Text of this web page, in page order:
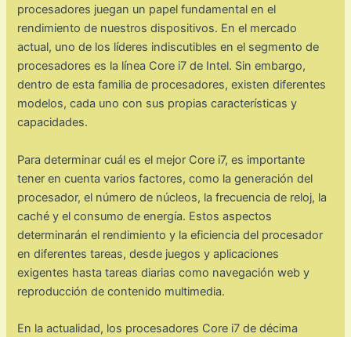
procesadores juegan un papel fundamental en el
rendimiento de nuestros dispositivos. En el mercado
actual, uno de los líderes indiscutibles en el segmento de
procesadores es la línea Core i7 de Intel. Sin embargo,
dentro de esta familia de procesadores, existen diferentes
modelos, cada uno con sus propias características y
capacidades.
Para determinar cuál es el mejor Core i7, es importante
tener en cuenta varios factores, como la generación del
procesador, el número de núcleos, la frecuencia de reloj, la
caché y el consumo de energía. Estos aspectos
determinarán el rendimiento y la eficiencia del procesador
en diferentes tareas, desde juegos y aplicaciones
exigentes hasta tareas diarias como navegación web y
reproducción de contenido multimedia.
En la actualidad, los procesadores Core i7 de décima